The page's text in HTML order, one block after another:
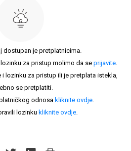
dostupan je pretplatnicima.
za pristup molimo da se prijavite.
lozinku za pristup ili je pretplata istekla,
se pretplatiti.
odnosa kliknite ovdje.
lozinku kliknite ovdje.